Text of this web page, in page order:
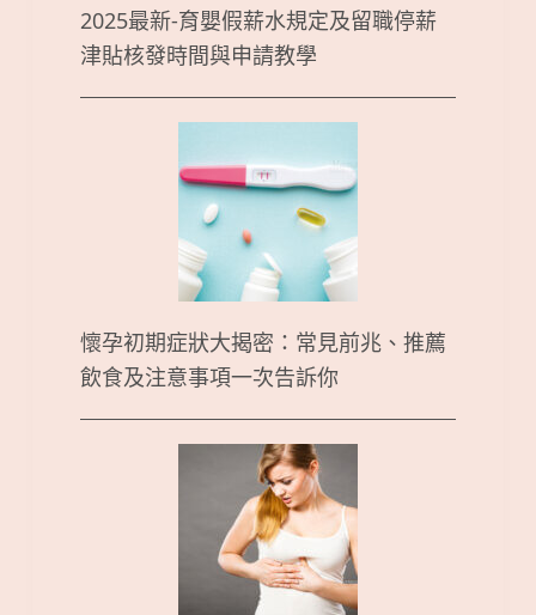
2025最新-育嬰假薪水規定及留職停薪
津貼核發時間與申請教學
懷孕初期症狀大揭密：常見前兆、推薦
飲食及注意事項一次告訴你